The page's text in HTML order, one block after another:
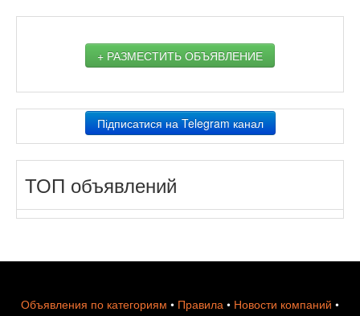
+ РАЗМЕСТИТЬ ОБЪЯВЛЕНИЕ
Підписатися на Telegram канал
ТОП объявлений
Объявления по категориям • Правила • Новости компаний •